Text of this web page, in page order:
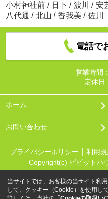
小村神社前 / 日下 / 波川 / 安
八代通 / 北山 / 香我美 / 佐川
電話で
営業時間：
定休日
ホーム
お問い合わせ
プライバシーポリシー 利用規
Copyright(c) ビビットハ
当サイトでは、お客様の当サイト利
して、クッキー（Cookie）を使用して